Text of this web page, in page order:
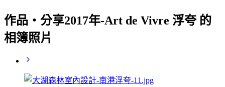
作品‧分享2017年-Art de Vivre 浮夸 的
相簿照片